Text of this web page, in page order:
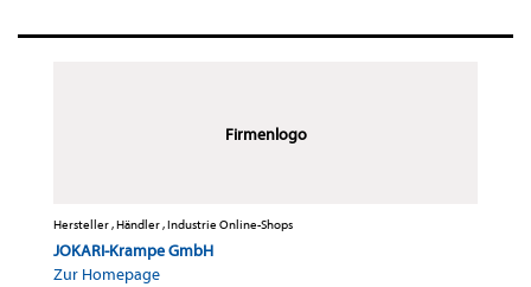
Firmenlogo
Hersteller , Händler , Industrie Online-Shops
JOKARI-Krampe GmbH
Zur Homepage